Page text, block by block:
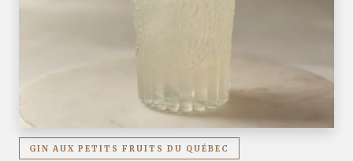
GIN AUX PETITS FRUITS DU QUÉBEC